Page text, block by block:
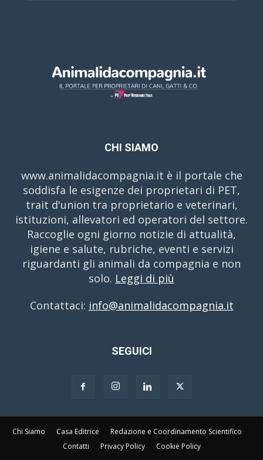
CHI SIAMO
www.animalidacompagnia.it è il portale che
soddisfa le esigenze dei proprietari di PET,
trait d'union tra proprietario e veterinari,
istituzioni, allevatori ed operatori del settore.
Raccoglie ogni giorno notizie di attualità,
igiene e salute, rubriche, eventi e servizi
riguardanti gli animali da compagnia e non
solo. Leggi di più
Contattaci: info@animalidacompagnia.it
SEGUICI
Chi Siamo Casa Editrice
Redazione e Coordinamento Scientifico
Contatti
Privacy Policy Cookie Policy